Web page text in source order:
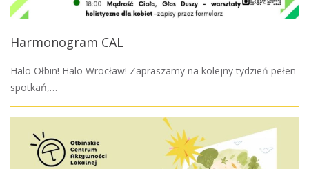
Harmonogram CAL
Halo Ołbin! Halo Wrocław! Zapraszamy na kolejny tydzień pełen
spotkań,…